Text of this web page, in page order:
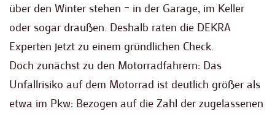
über den Winter stehen – in der Garage, im Keller
oder sogar draußen. Deshalb raten die DEKRA
Experten jetzt zu einem gründlichen Check.
Doch zunächst zu den Motorradfahrern: Das
Unfallrisiko auf dem Motorrad ist deutlich größer als
etwa im Pkw: Bezogen auf die Zahl der zugelassenen